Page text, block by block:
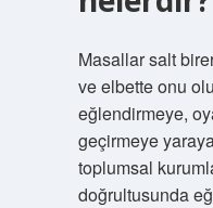
Masallar salt
ve elbette onu
eğlendirmeye,
geçirmeye
toplumsal
doğrultusunda